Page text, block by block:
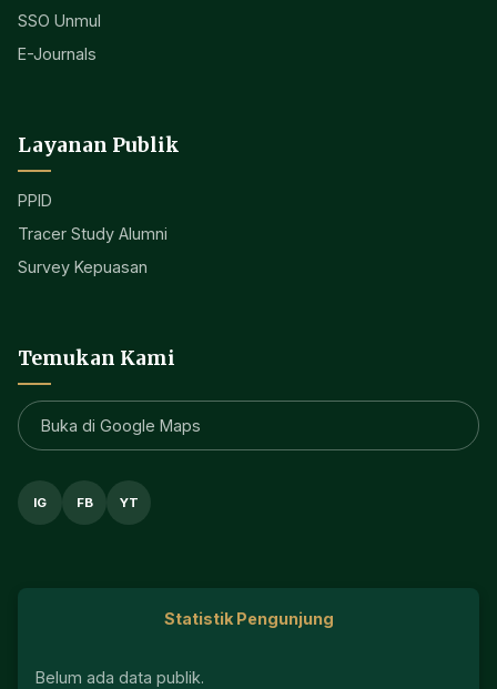
SSO Unmul
E-Journals
Layanan Publik
PPID
Tracer Study Alumni
Survey Kepuasan
Temukan Kami
Buka di Google Maps
IG FB YT
Statistik Pengunjung
Belum ada data publik.